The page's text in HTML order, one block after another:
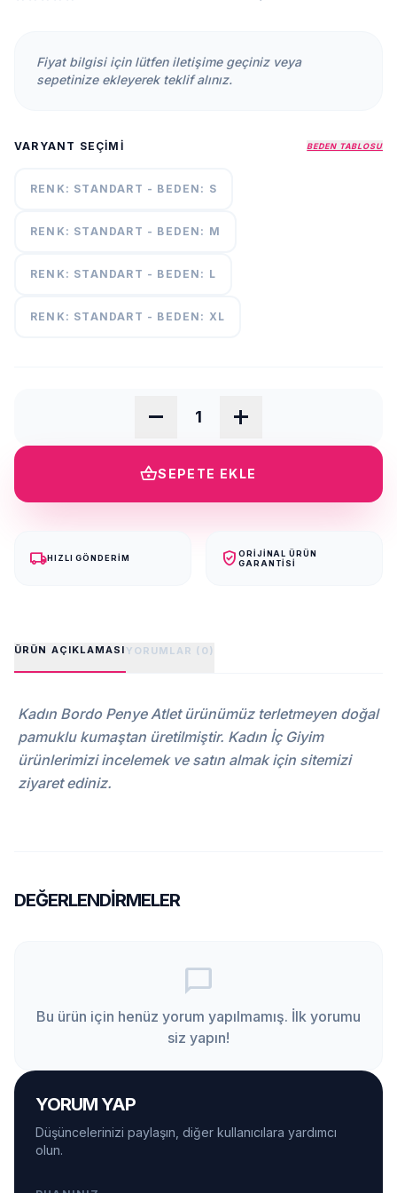
İLETİŞİM
ŞARTLARI
+90
55
Fiyat bilgisi için lütfen iletişime geçiniz veya
sepetinize ekleyerek teklif alınız.
VARYANT SEÇIMI BEDEN TABLOSU
RENK: STANDART - BEDEN: S
RENK: STANDART - BEDEN: M
RENK: STANDART - BEDEN: L
RENK: STANDART - BEDEN: XL
remove add
shopping_basketSEPETE EKLE
local_shippingHIZLI GÖNDERIM verified_user ORIJINAL ÜRÜN
GARANTISI
ÜRÜN AÇIKLAMASIYORUMLAR (0)
Kadın Bordo Penye Atlet ürünümüz terletmeyen doğal
pamuklu kumaştan üretilmiştir. Kadın İç Giyim
ürünlerimizi incelemek ve satın almak için sitemizi
ziyaret ediniz.
DEĞERLENDIRMELER
chat_bubble_outline
Bu ürün için henüz yorum yapılmamış. İlk yorumu
siz yapın!
YORUM YAP
Düşüncelerinizi paylaşın, diğer kullanıcılara yardımcı
olun.